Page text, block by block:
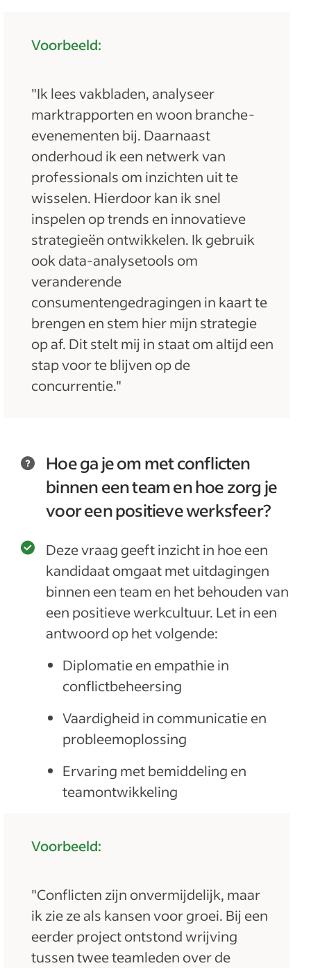
Voorbeeld:
"Ik lees vakbladen, analyseer
marktrapporten en woon branche-
evenementen bij. Daarnaast
onderhoud ik een netwerk van
professionals om inzichten uit te
wisselen. Hierdoor kan ik snel
inspelen op trends en innovatieve
strategieën ontwikkelen. Ik gebruik
ook data-analysetools om
veranderende
consumentengedragingen in kaart te
brengen en stem hier mijn strategie
op af. Dit stelt mij in staat om altijd een
stap voor te blijven op de
concurrentie."
Hoe ga je om met conflicten
binnen een team en hoe zorg je
voor een positieve werksfeer?
Deze vraag geeft inzicht in hoe een
kandidaat omgaat met uitdagingen
binnen een team en het behouden van
een positieve werkcultuur. Let in een
antwoord op het volgende:
Diplomatie en empathie in
conflictbeheersing
Vaardigheid in communicatie en
probleemoplossing
Ervaring met bemiddeling en
teamontwikkeling
Voorbeeld:
"Conflicten zijn onvermijdelijk, maar
ik zie ze als kansen voor groei. Bij een
eerder project ontstond wrijving
tussen twee teamleden over de